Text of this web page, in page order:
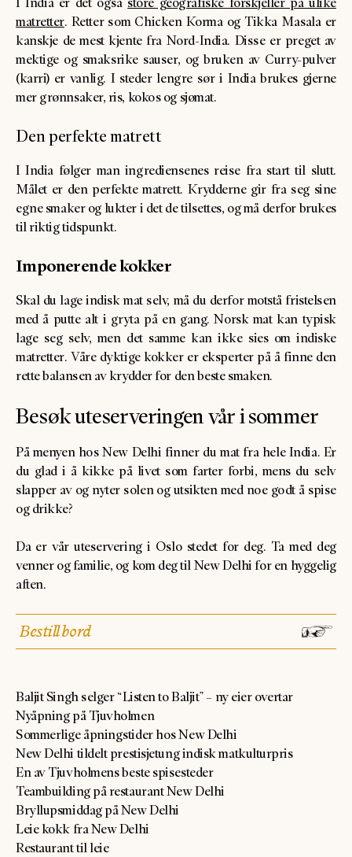
Baljit Singh selger “Listen to Baljit” – ny eier overtar
Nyåpning på Tjuvholmen
Sommerlige åpningstider hos New Delhi
New Delhi tildelt prestisjetung indisk matkulturpris
En av Tjuvholmens beste spisesteder
Teambuilding på restaurant New Delhi
Bryllupsmiddag på New Delhi
Leie kokk fra New Delhi
Restaurant til leie
matretter. Retter som Chicken Korma og Tikka Masala er
kanskje de mest kjente fra Nord-India. Disse er preget av
mektige og smaksrike sauser, og bruken av Curry-pulver
(karri) er vanlig. I steder lengre sør i India brukes gjerne
mer grønnsaker, ris, kokos og sjømat.
Den perfekte matrett
I India følger man ingrediensenes reise fra start til slutt.
Målet er den perfekte matrett. Krydderne gir fra seg sine
egne smaker og lukter i det de tilsettes, og må derfor brukes
til riktig tidspunkt.
Imponerende kokker
Skal du lage indisk mat selv, må du derfor motstå fristelsen
med å putte alt i gryta på en gang. Norsk mat kan typisk
lage seg selv, men det samme kan ikke sies om indiske
matretter. Våre dyktige kokker er eksperter på å finne den
rette balansen av krydder for den beste smaken.
Besøk uteserveringen vår i sommer
På menyen hos New Delhi finner du mat fra hele India. Er
du glad i å kikke på livet som farter forbi, mens du selv
slapper av og nyter solen og utsikten med noe godt å spise
og drikke?
Da er vår uteservering i Oslo stedet for deg. Ta med deg
venner og familie, og kom deg til New Delhi for en hyggelig
aften.
Bestill bord